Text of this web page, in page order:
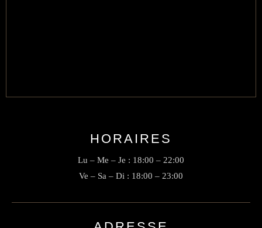
HORAIRES
Lu – Me – Je : 18:00 – 22:00
Ve – Sa – Di : 18:00 – 23:00